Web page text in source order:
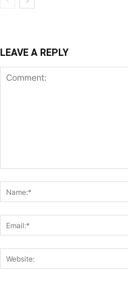
LEAVE A REPLY